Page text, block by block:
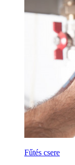
Fűtés csere